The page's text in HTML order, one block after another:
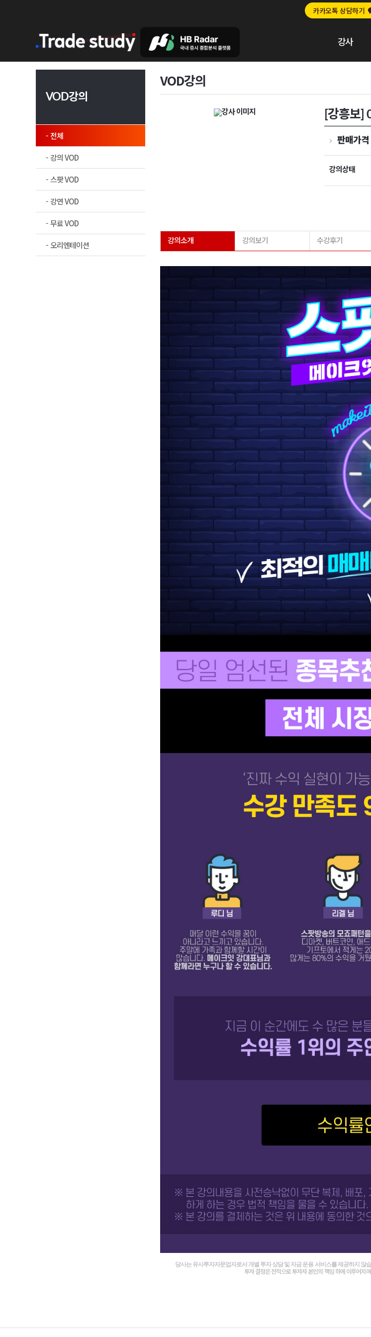
카카오톡 상담하기
강사
VOD강의
VOD강의
전체
강의 VOD
스팟 VOD
강연 VOD
무료 VOD
오리엔테이션
[강흥보]
판매가격
강의상태
강의소개 강의보기 수강후기
당사는 유사투자자문업자로서 개별 투자 상담 및 자금 운용 서비스를 제공하지
투자 결정은 전적으로 투자자 본인의 책임 하에 이루어지